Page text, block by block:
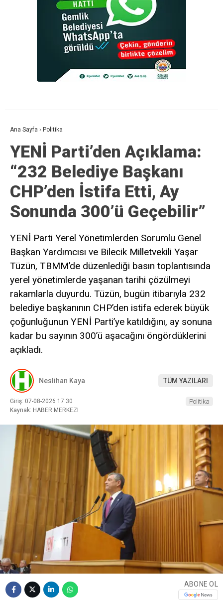
Ana Sayfa › Politika
YENİ Parti’den Açıklama:
“232 Belediye Başkanı
CHP’den İstifa Etti, Ay
Sonunda 300’ü Geçebilir”
YENİ Parti Yerel Yönetimlerden Sorumlu Genel
Başkan Yardımcısı ve Bilecik Milletvekili Yaşar
Tüzün, TBMM’de düzenlediği basın toplantısında
yerel yönetimlerde yaşanan tarihi çözülmeyi
rakamlarla duyurdu. Tüzün, bugün itibarıyla 232
belediye başkanının CHP’den istifa ederek büyük
çoğunluğunun YENİ Parti’ye katıldığını, ay sonuna
kadar bu sayının 300’ü aşacağını öngördüklerini
açıkladı.
Neslihan Kaya TÜM YAZILARI
Giriş: 07-08-2026 17:30
Kaynak: HABER MERKEZI
Politika
ABONE OL